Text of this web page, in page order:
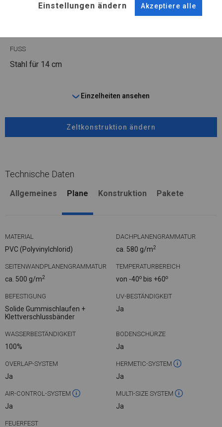
FUSS
Stahl für 14 cm
Einzelheiten ansehen
Zeltkonstruktion ändern
Technische Daten
Allgemeines Plane Konstruktion Pakete
MATERIAL
PVC (Polyvinylchlorid)
DACHPLANENGRAMMATUR
ca. 580 g/m2
SEITENWANDPLANENGRAMMATUR
ca. 500 g/m2
TEMPERATURBEREICH
von -40o bis +60o
BEFESTIGUNG
Solide Gummischlaufen +
Klettverschlussbänder
UV-BESTÄNDIGKEIT
Ja
WASSERBESTÄNDIGKEIT
100%
BODENSCHÜRZE
Ja
OVERLAP-SYSTEM
Ja
HERMETIC-SYSTEM
Ja
AIR-CONTROL-SYSTEM
Ja
MULTI-SIZE SYSTEM
Ja
FEUERFEST
Einstellungen ändern Akzeptiere alle